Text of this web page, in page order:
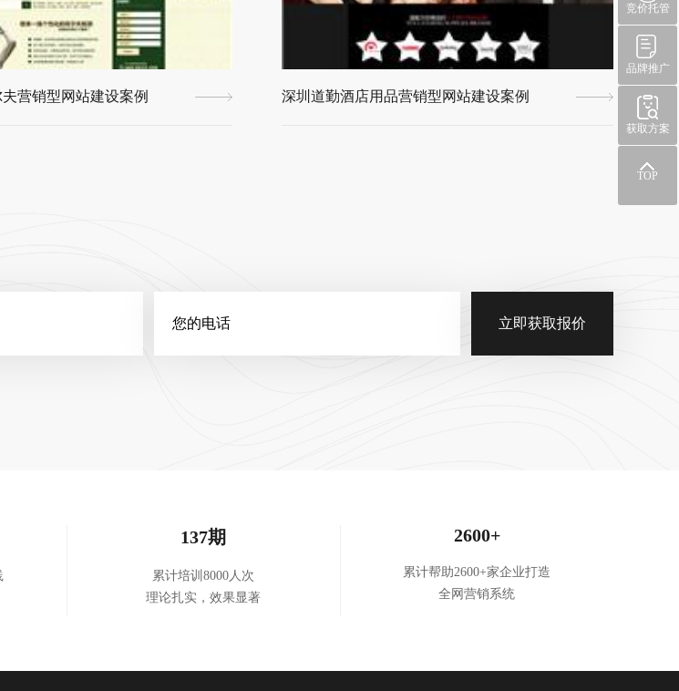
营销型网站建设案例 深圳道勤酒店用品营销型网站建设案例
立即获取报价
137期
累计培训8000人次
理论扎实，效果显著
2600+
累计帮助2600+家企业打造
全网营销系统
竞价托管
品牌推广
获取方案
TOP